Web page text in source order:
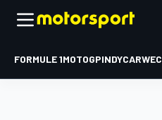
FORMULE 1MOTOGPINDYCARWEC